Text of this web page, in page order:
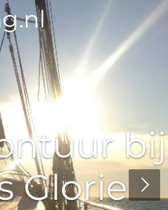
bij
Glorie